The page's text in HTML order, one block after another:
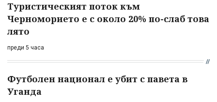
Туристическият поток към
Черноморието е с около 20% по-слаб това
лято
преди 5 часа
Футболен национал е убит с павета в
Уганда